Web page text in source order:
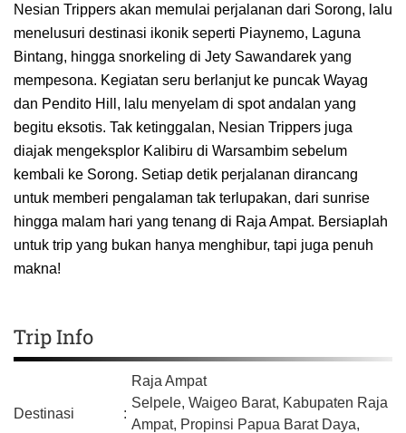
Nesian Trippers akan memulai perjalanan dari Sorong, lalu
menelusuri destinasi ikonik seperti Piaynemo, Laguna
Bintang, hingga snorkeling di Jety Sawandarek yang
mempesona. Kegiatan seru berlanjut ke puncak Wayag
dan Pendito Hill, lalu menyelam di spot andalan yang
begitu eksotis. Tak ketinggalan, Nesian Trippers juga
diajak mengeksplor Kalibiru di Warsambim sebelum
kembali ke Sorong. Setiap detik perjalanan dirancang
untuk memberi pengalaman tak terlupakan, dari sunrise
hingga malam hari yang tenang di Raja Ampat. Bersiaplah
untuk trip yang bukan hanya menghibur, tapi juga penuh
makna!
Trip Info
Destinasi :
Raja Ampat
Selpele, Waigeo Barat, Kabupaten Raja
Ampat, Propinsi Papua Barat Daya,